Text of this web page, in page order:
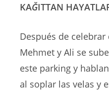
KAĞITTAN
Después de
Mehmet y Ali se
este parking y
al soplar las velas y